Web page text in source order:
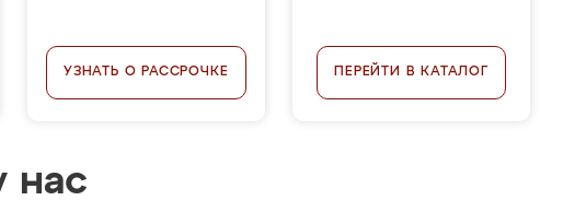
УЗНАТЬ О РАССРОЧКЕ ПЕРЕЙТИ В КАТАЛОГ
нас